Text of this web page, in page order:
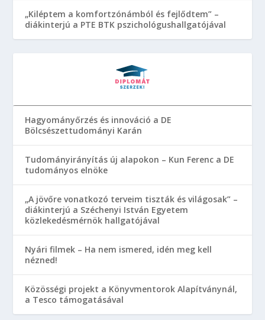
„Kiléptem a komfortzónámból és fejlődtem” –
diákinterjú a PTE BTK pszichológushallgatójával
Hagyományőrzés és innováció a DE
Bölcsészettudományi Karán
Tudományirányítás új alapokon – Kun Ferenc a DE
tudományos elnöke
„A jövőre vonatkozó terveim tiszták és világosak” –
diákinterjú a Széchenyi István Egyetem
közlekedésmérnök hallgatójával
Nyári filmek – Ha nem ismered, idén meg kell
nézned!
Közösségi projekt a Könyvmentorok Alapítványnál,
a Tesco támogatásával